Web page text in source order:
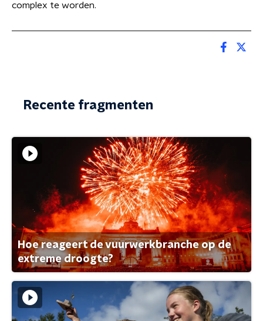
complex te worden.
Recente fragmenten
Hoe reageert de vuurwerkbranche op de
extreme droogte?